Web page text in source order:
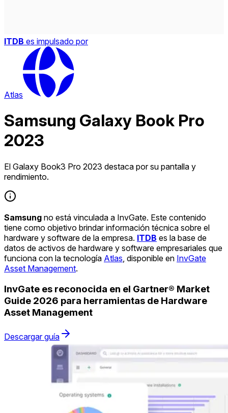
ITDB es impulsado por
Atlas
Samsung Galaxy Book Pro
2023
El Galaxy Book3 Pro 2023 destaca por su pantalla y
rendimiento.
Samsung no está vinculada a InvGate. Este contenido
tiene como objetivo brindar información técnica sobre el
hardware y software de la empresa. ITDB es la base de
datos de activos de hardware y software empresariales que
funciona con la tecnología Atlas , disponible en InvGate
Asset Management.
InvGate es reconocida en el Gartner® Market
Guide 2026 para herramientas de Hardware
Asset Management
Descargar guía